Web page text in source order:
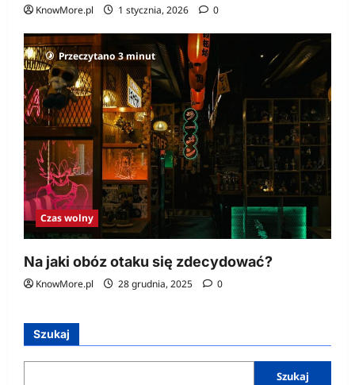
KnowMore.pl 1 stycznia, 2026 0
Przeczytano 3 minut
Czas wolny
Na jaki obóz otaku się zdecydować?
KnowMore.pl 28 grudnia, 2025 0
Szukaj
Szukaj